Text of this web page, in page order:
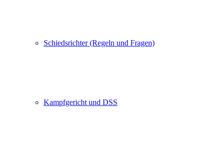
Schiedsrichter (Regeln und Fragen)
Kampfgericht und DSS